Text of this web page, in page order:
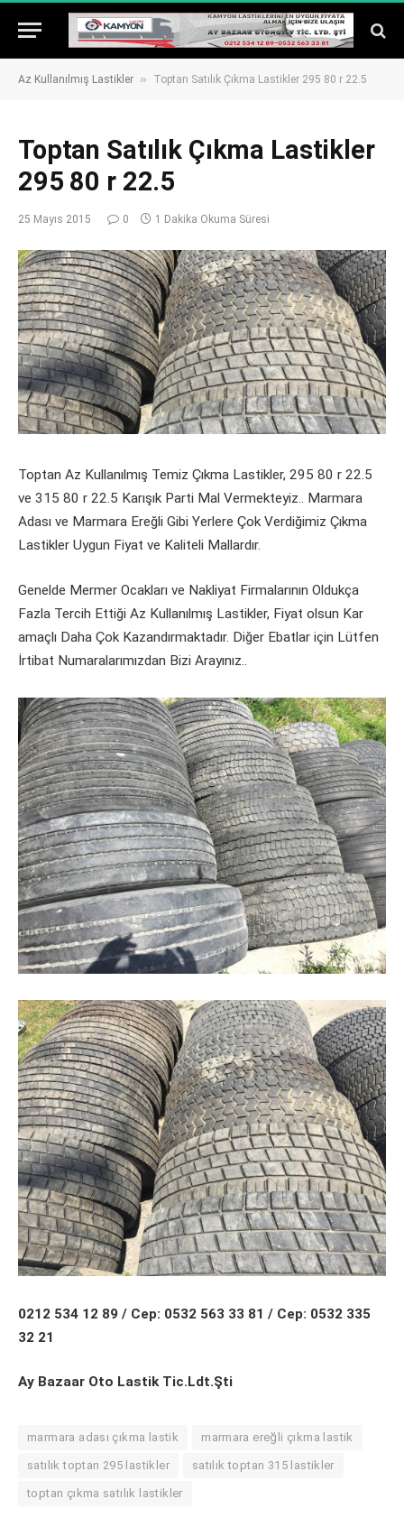
Az Kullanılmış Lastikler » Toptan Satılık Çıkma Lastikler 295 80 r 22.5
Toptan Satılık Çıkma Lastikler
295 80 r 22.5
25 Mayıs 2015 0 1 Dakika Okuma Süresi
Toptan Az Kullanılmış Temiz Çıkma Lastikler, 295 80 r 22.5
ve 315 80 r 22.5 Karışık Parti Mal Vermekteyiz.. Marmara
Adası ve Marmara Ereğli Gibi Yerlere Çok Verdiğimiz Çıkma
Lastikler Uygun Fiyat ve Kaliteli Mallardır.
Genelde Mermer Ocakları ve Nakliyat Firmalarının Oldukça
Fazla Tercih Ettiği Az Kullanılmış Lastikler, Fiyat olsun Kar
amaçlı Daha Çok Kazandırmaktadır. Diğer Ebatlar için Lütfen
İrtibat Numaralarımızdan Bizi Arayınız..
0212 534 12 89 / Cep: 0532 563 33 81 / Cep: 0532 335
32 21
Ay Bazaar Oto Lastik Tic.Ldt.Şti
marmara adası çıkma lastik marmara ereğli çıkma lastik
satılık toptan 295 lastikler satılık toptan 315 lastikler
toptan çıkma satılık lastikler